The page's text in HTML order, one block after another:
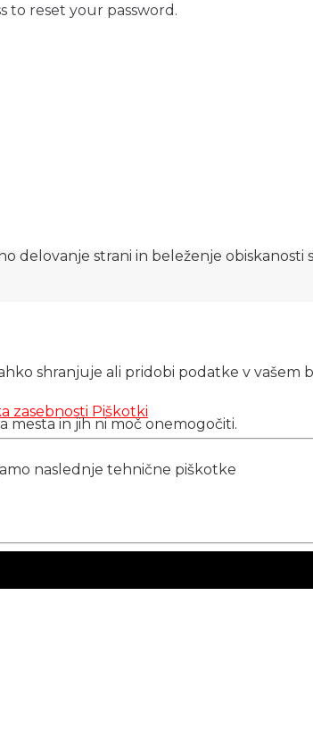
to reset your password.
delovanje strani in beleženje
shranjuje ali pridobi podatke v vašem
zasebnosti Piškotki
mesta in jih ni moč onemogočiti.
naslednje tehnične piškotke